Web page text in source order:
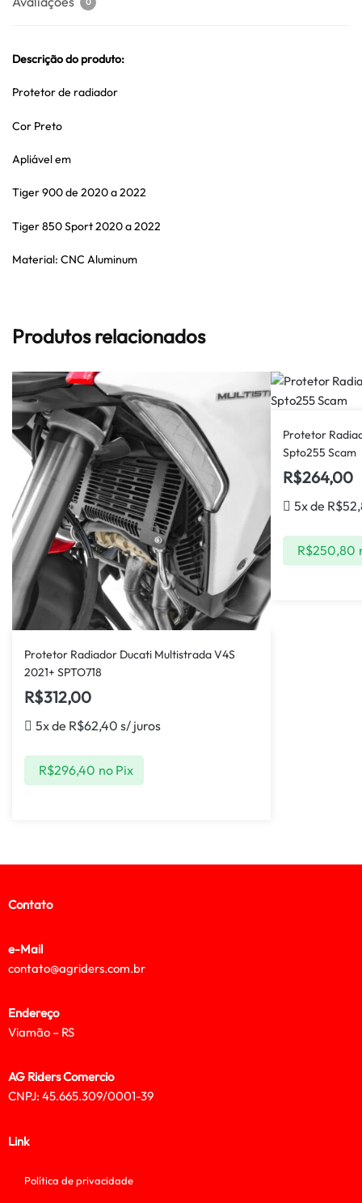
Descrição do produto:
Protetor de radiador
Cor Preto
Apliável em
Tiger 900 de 2020 a 2022
Tiger 850 Sport 2020 a 2022
Material: CNC Aluminum
Produtos relacionados
Protetor Radiador Ducati Multistrada V4S
2021+ SPTO718
R$312,00
5x de R$62,40 s/ juros
R$296,40 no Pix
Protetor
Spto255 Scam
R$264,00
5x de R$
R$250,80
Contato
e-Mail
contato@agriders.com.br
Endereço
Viamão – RS
AG Riders Comercio
CNPJ: 45.665.309/0001-39
Link
Política de privacidade